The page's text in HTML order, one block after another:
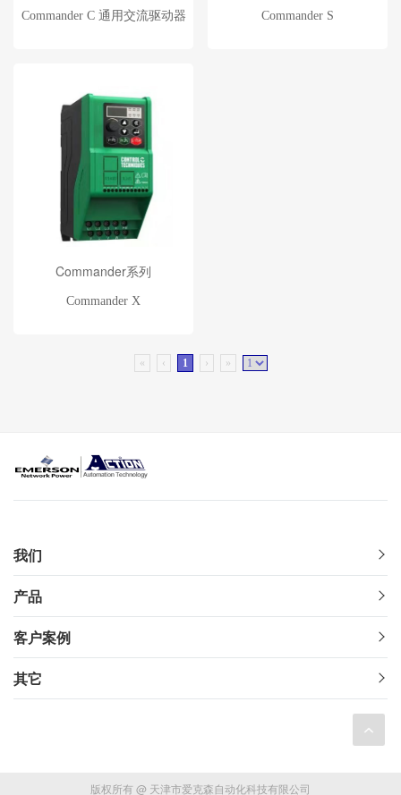
Commander C 通用交流驱动器 Commander S
Commander系列
Commander X
« ‹ 1 › »
我们
产品
客户案例
其它
版权所有 @ 天津市爱克森自动化科技有限公司